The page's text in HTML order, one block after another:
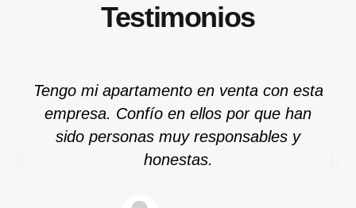
Testimonios
Tengo mi apartamento en venta con esta
empresa. Confío en ellos por que han
sido personas muy responsables y
honestas.